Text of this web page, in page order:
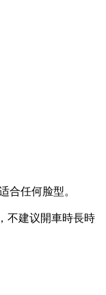
合任何脸型。
不建议開車時長時